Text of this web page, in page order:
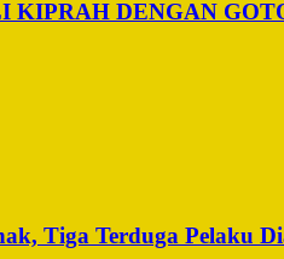
DENGAN
Tiga Terduga Pelaku